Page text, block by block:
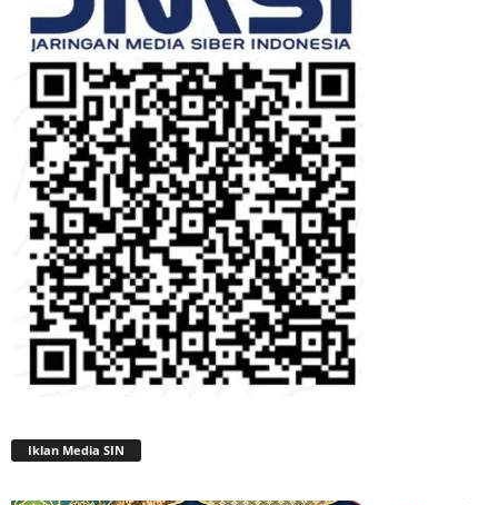
Iklan Media SIN